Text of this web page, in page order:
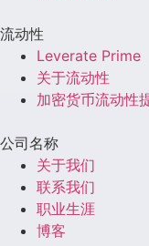
流动性
Leverate Prime
关于流动性
加密货币流动性
公司名称
关于我们
联系我们
职业生涯
博客